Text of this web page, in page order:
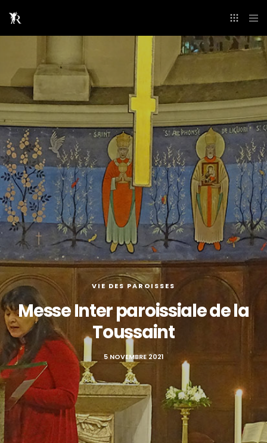
VIE DES PAROISSES
Messe Inter paroissiale de la
Toussaint
5 NOVEMBRE 2021